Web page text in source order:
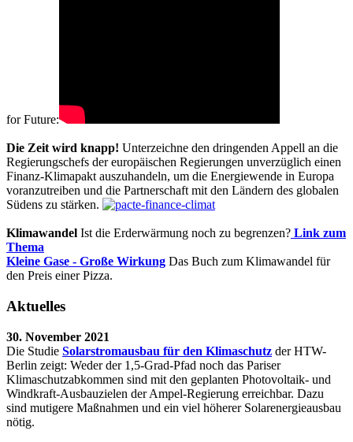
for Future:
Die Zeit wird knapp! Unterzeichne den dringenden Appell an die
Regierungschefs der europäischen Regierungen unverzüglich einen
Finanz-Klimapakt auszuhandeln, um die Energiewende in Europa
voranzutreiben und die Partnerschaft mit den Ländern des globalen
Südens zu stärken.
Klimawandel Ist die Erderwärmung noch zu begrenzen? Link zum
Thema
Kleine Gase - Große Wirkung Das Buch zum Klimawandel für
den Preis einer Pizza.
Aktuelles
30. November 2021
Die Studie Solarstromausbau für den Klimaschutz der HTW-
Berlin zeigt: Weder der 1,5-Grad-Pfad noch das Pariser
Klimaschutzabkommen sind mit den geplanten Photovoltaik- und
Windkraft-Ausbauzielen der Ampel-Regierung erreichbar. Dazu
sind mutigere Maßnahmen und ein viel höherer Solarenergieausbau
nötig.